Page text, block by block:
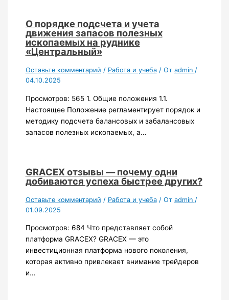
О порядке подсчета и учета
движения запасов полезных
ископаемых на руднике
«Центральный»
Оставьте комментарий / Работа и учеба/ От admin /
04.10.2025
Просмотров: 565 1. Общие положения 1.1.
Настоящее Положение регламентирует порядок и
методику подсчета балансовых и забалансовых
запасов полезных ископаемых, а…
GRACEX отзывы — почему одни
добиваются успеха быстрее других?
Оставьте комментарий / Работа и учеба/ От admin /
01.09.2025
Просмотров: 684 Что представляет собой
платформа GRACEX? GRACEX — это
инвестиционная платформа нового поколения,
которая активно привлекает внимание трейдеров
и…